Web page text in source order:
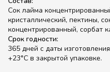
Сок лайма
кристаллический, пектины,
концентрированный, сорбат
Срок годности:
365 дней с даты
+23°C в закрытой упаковке.